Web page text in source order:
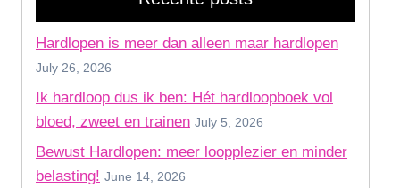
Hardlopen is meer dan alleen maar hardlopen
July 26, 2026
Ik hardloop dus ik ben: Hét hardloopboek vol
bloed, zweet en trainen July 5, 2026
Bewust Hardlopen: meer loopplezier en minder
belasting! June 14, 2026